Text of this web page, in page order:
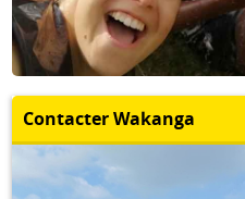
Contacter Wakanga